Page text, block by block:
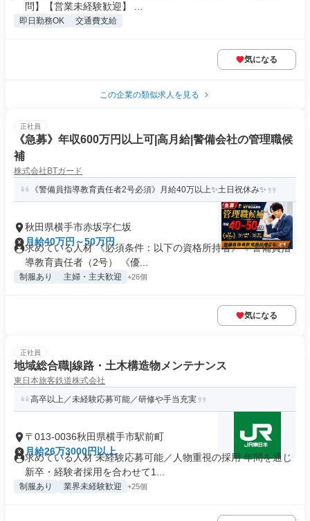
問】【営業未経験歓迎】 ...
即日勤務OK 交通費支給
気になる
この企業の類似求人を見る
正社員
《急募》年収600万円以上可|高月給|警備会社の管理職候
補
株式会社BTガード
《警備員指導教育責任者2号必須》月給40万以上✨土日祝休み✨
秋田県横手市赤坂字仁坂
月給40万円～50万円
求めている人材 《必須条件：以下の資格所持者》 ✨警備員指
導教育責任者（2号） 《優...
制服あり 主婦・主夫歓迎 +26個
気になる
正社員
地域総合職|線路・土木構造物メンテナンス
東日本旅客鉄道株式会社
高卒以上／未経験応募可能／研修や手当充実
〒013-0036秋田県横手市駅前町
月給26万3000円以上
求めている人材 未経験応募可能／人物重視の採用 年間を通じ
新卒・経験者採用を合わせて1...
制服あり 業界未経験歓迎 +25個